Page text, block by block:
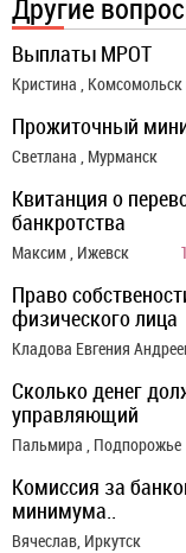
Другие
Выплаты МРОТ
Кристина ,
Прожиточный
Светлана , Мурманск
Квитанция о
банкротства
Максим , Ижевск
Право
физического лица
Кладова Евгения
Сколько денег
управляющий
Пальмира , Подпорожье
Комиссия за
минимума..
Вячеслав, Иркутск